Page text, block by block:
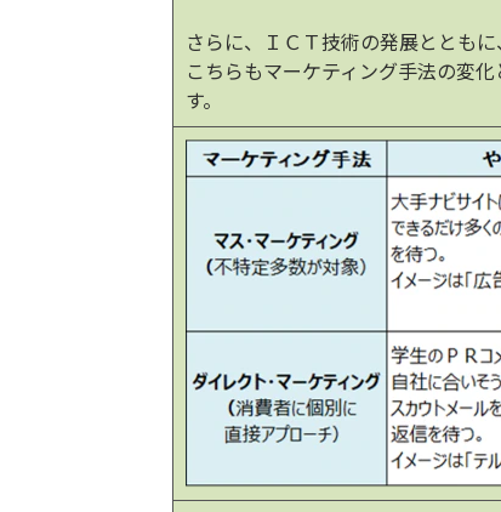
さらに、ＩＣＴ技術の発展ととも
こちらもマーケティング手法の変
す。